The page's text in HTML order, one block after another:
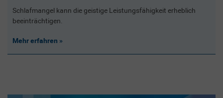
Schlafmangel kann die geistige Leistungsfähigkeit erheblich
beeinträchtigen.
Mehr erfahren